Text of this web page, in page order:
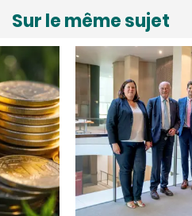
Sur le même sujet